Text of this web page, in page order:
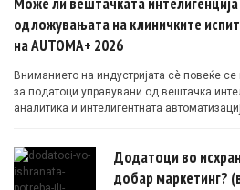
одложувањата на клиничките
на AUTOMA+ 2026
Вниманието на индустријата сè повеќе
за податоци управувани од вештачка
аналитика и интелигентната
Додатоци во
добар маркетинг?